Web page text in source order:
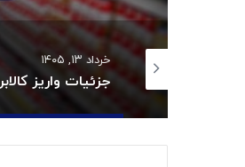
خرداد ۱۳, ۱۴۰۵